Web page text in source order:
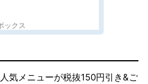
ックス
人気メニューが税抜150円引き&ご